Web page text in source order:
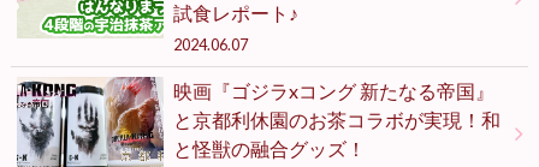
試食レポート♪
2024.06.07
映画『ゴジラxコング 新たなる帝国』
と京都利休園のお茶コラボが実現！和
と怪獣の融合グッズ！